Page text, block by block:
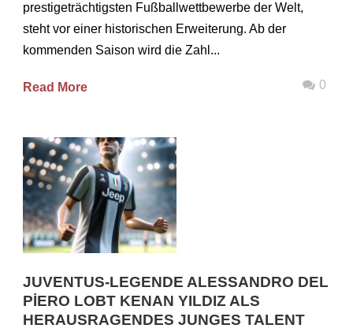
prestigeträchtigsten Fußballwettbewerbe der Welt,
steht vor einer historischen Erweiterung. Ab der
kommenden Saison wird die Zahl...
Read More 0
JUVENTUS-LEGENDE ALESSANDRO DEL
PIERO LOBT KENAN YILDIZ ALS
HERAUSRAGENDES JUNGES TALENT